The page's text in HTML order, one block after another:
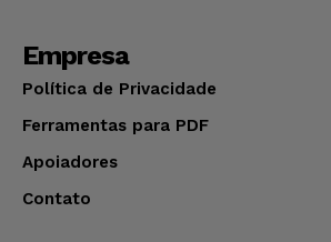
Empresa
Política de Privacidade
Ferramentas para PDF
Apoiadores
Contato